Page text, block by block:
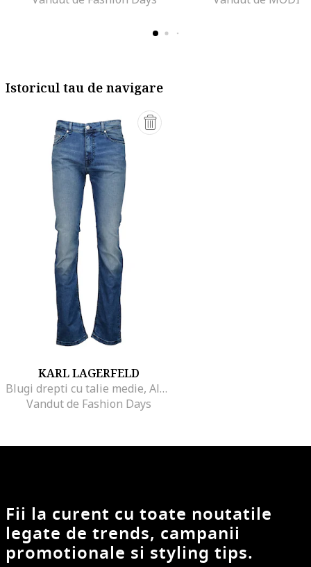
Istoricul tau de navigare
KARL LAGERFELD
Blugi drepti cu talie medie, Albastru prafuit
Vandut de Fashion Days
Fii la curent cu toate noutatile
legate de trends, campanii
promotionale si styling tips.